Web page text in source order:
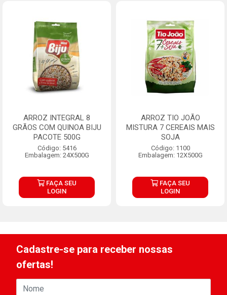
ARROZ INTEGRAL 8
GRÃOS COM QUINOA BIJU
PACOTE 500G
Código: 5416
Embalagem: 24X500G
FAÇA SEU
LOGIN
ARROZ TIO JOÃO
MISTURA 7 CEREAIS MAIS
SOJA
Código: 1100
Embalagem: 12X500G
FAÇA SEU
LOGIN
Cadastre-se para receber nossas
ofertas!